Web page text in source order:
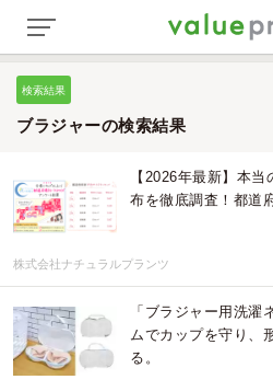
検索結果
ブラジャーの検索結果
【2026年最新】本
布を徹底調査！都道
株式会社ナチュラルプランツ
「ブラジャー用洗濯
ムでカップを守り、
る。